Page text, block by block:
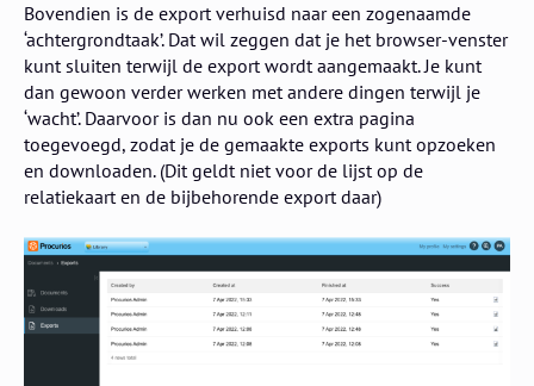
Bovendien is de export verhuisd naar een zogenaamde
‘achtergrondtaak’. Dat wil zeggen dat je het browser-venster
kunt sluiten terwijl de export wordt aangemaakt. Je kunt
dan gewoon verder werken met andere dingen terwijl je
‘wacht’. Daarvoor is dan nu ook een extra pagina
toegevoegd, zodat je de gemaakte exports kunt opzoeken
en downloaden. (Dit geldt niet voor de lijst op de
relatiekaart en de bijbehorende export daar)